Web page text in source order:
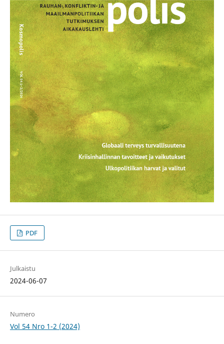
PDF
Julkaistu
2024-06-07
Numero
Vol 54 Nro 1-2 (2024)